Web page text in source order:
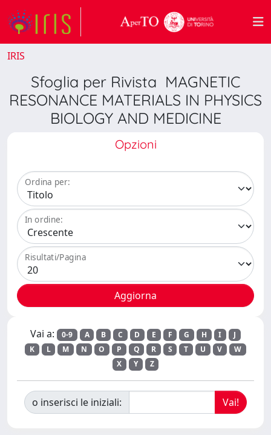
IRIS
Sfoglia per Rivista MAGNETIC
RESONANCE MATERIALS IN PHYSICS
BIOLOGY AND MEDICINE
Opzioni
Ordina per:
In ordine:
Risultati/Pagina
Vai a: 0-9 A B C D E F G H I
J
K
L M N O P Q R S T U V
W
X
Y Z
o inserisci le iniziali: